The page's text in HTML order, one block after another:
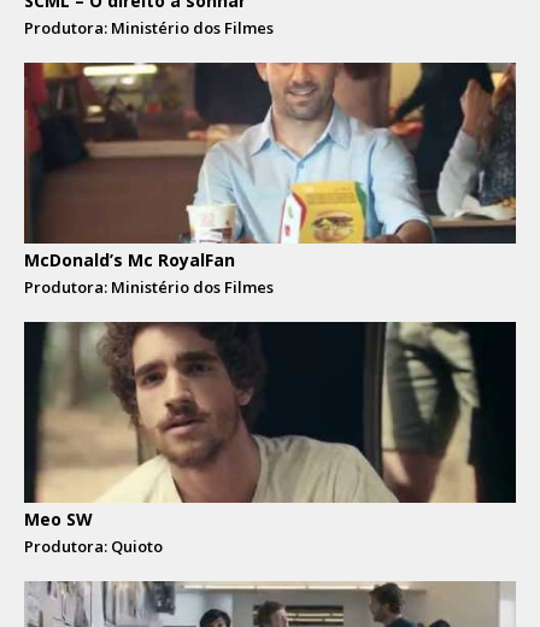
Produtora: Ministério dos Filmes
McDonald’s Mc RoyalFan
Produtora: Ministério dos Filmes
Meo SW
Produtora: Quioto